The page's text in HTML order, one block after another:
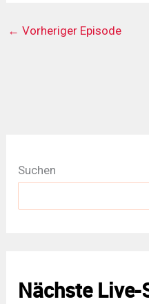
← Vorheriger Episode
Suchen
Nächste Live-